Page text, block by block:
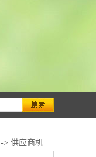
-> 供应商机